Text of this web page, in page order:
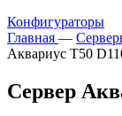
Конфигураторы
Главная —
Аквариус T50
Сервер